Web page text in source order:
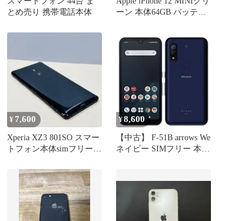
とめ売り 携帯電話本体
ーン 本体64GB バッテリ
¥ 7,600
Xperia XZ3 801SO スマー
トフォン本体simフリー
¥8,600
【中古】 F-51B arrows We
ネイビー SIMフリー 本体